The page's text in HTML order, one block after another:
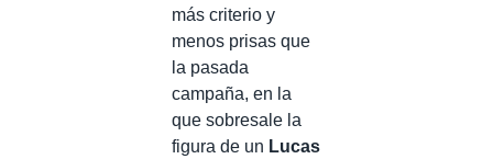
más criterio y
menos prisas que
la pasada
campaña, en la
que sobresale la
figura de un Lucas